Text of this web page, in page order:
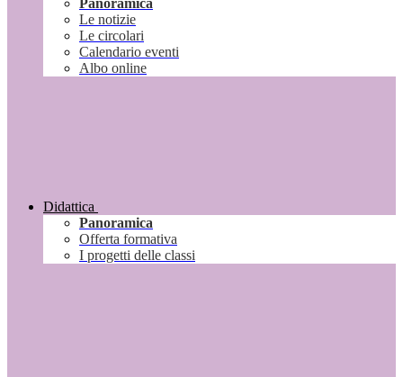
Panoramica
Le notizie
Le circolari
Calendario eventi
Albo online
Didattica
Panoramica
Offerta formativa
I progetti delle classi